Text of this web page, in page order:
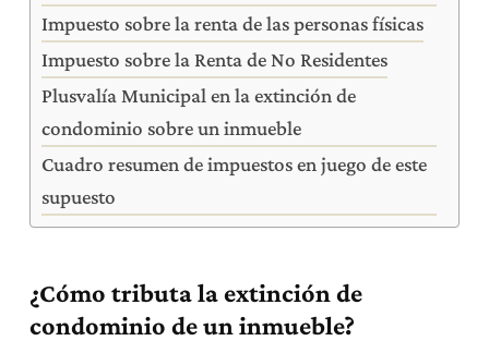
Impuesto sobre la renta de las personas físicas
Impuesto sobre la Renta de No Residentes
Plusvalía Municipal en la extinción de
condominio sobre un inmueble
Cuadro resumen de impuestos en juego de este
supuesto
¿Cómo tributa la extinción de
condominio de un inmueble?